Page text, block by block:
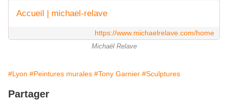
Accueil | michael-relave
https://www.michaelrelave.com/home
Michaël Relave
#Lyon #Peintures murales #Tony Garnier #Sculptures
Partager